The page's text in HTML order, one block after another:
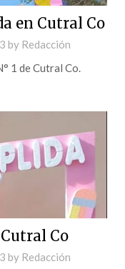
en Cutral Co
by Redacción
1 de Cutral Co.
Co
by Redacción